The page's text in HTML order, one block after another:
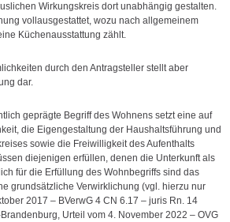
Wirkungskreis dort unabhängig gestalten.
vollausgestattet, wozu nach allgemeinem
Küchenausstattung zählt.
durch den Antragsteller stellt aber
dar.
geprägte Begriff des Wohnens setzt eine auf
die Eigengestaltung der Haushaltsführung und
sowie die Freiwilligkeit des Aufenthalts
diejenigen erfüllen, denen die Unterkunft als
für die Erfüllung des Wohnbegriffs sind das
grundsätzliche Verwirklichung (vgl. hierzu nur
2017 – BVerwG 4 CN 6.17 – juris Rn. 14
Urteil vom 4. November 2022 – OVG